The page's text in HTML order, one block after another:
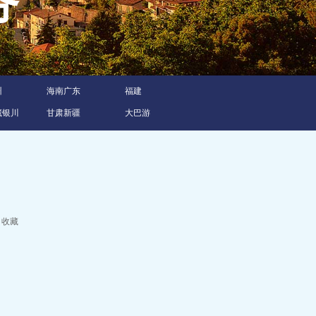
海南广东 福建
川 甘肃新疆 大巴游
收藏